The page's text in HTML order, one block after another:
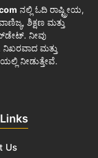
ನಲ್ಲಿ ಓದಿ ರಾಷ್ಟ್ರೀಯ,
ಶಿಕ್ಷಣ ಮತ್ತು
ನೀವು
ಮತ್ತು
ನೀಡುತ್ತೇವೆ.
Us